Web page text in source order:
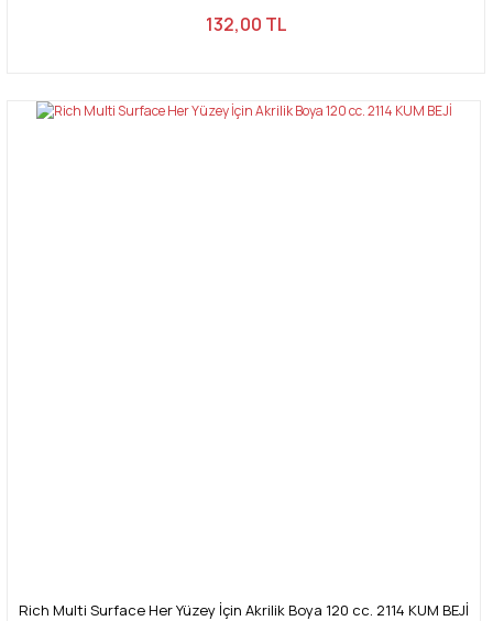
132,00 TL
Rich Multi Surface Her Yüzey İçin Akrilik Boya 120 cc. 2114 KUM BEJİ